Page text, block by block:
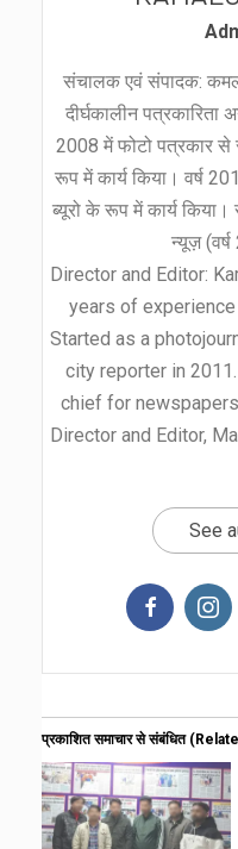
संचालक एवं संपादक:
दीर्घकालीन पत्रकारिता
2008 में फोटो पत्रकार से
रूप में कार्य किया। वर्ष
ब्यूरो के रूप में कार्य
न्यूज़
Director and Editor:
years of
Started as a
city reporter in
chief for
Director and Editor,
See
प्रकाशित समाचार से संबंधित